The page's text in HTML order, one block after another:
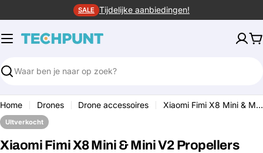
naar
inhoud
SALE Tijdelijke aanbiedingen!
Zoeken
Home Drones Drone accessoires Xiaomi Fimi X8 Mini & Mini V2 Propellers
UItverkocht
Xiaomi Fimi X8 Mini & Mini V2 Propellers